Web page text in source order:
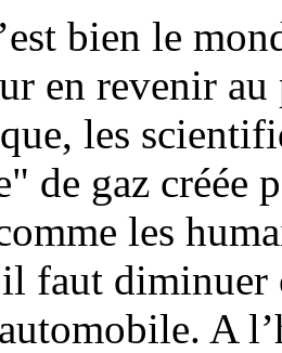
bien le
revenir au
les
de gaz
les
faut diminuer
A